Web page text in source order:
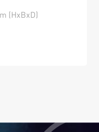
(HxBxD)